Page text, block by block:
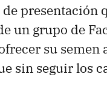
de
un grupo de
su semen
sin seguir los